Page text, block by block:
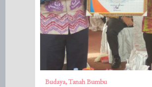
Budaya Tanah Bumbu